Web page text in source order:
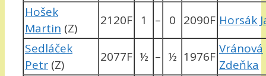
Hošek
Martin (Z)
2120F 1 – 0 2090F Horsák
Sedláček
Petr (Z)
2077F ½ – ½ 1976F
Vránová
Zdeňka